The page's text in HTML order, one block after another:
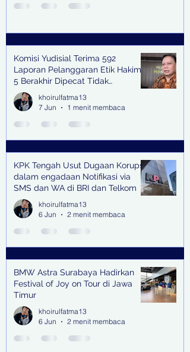
Komisi Yudisial Terima 592
Laporan Pelanggaran Etik Hakim,
5 Berakhir Dipecat Tidak
Terhormat
khoirulfatma13
7 Jun
1 menit membaca
KPK Tengah Usut Dugaan Korupsi
dalam engadaan Notifikasi via
SMS dan WA di BRI dan Telkom
khoirulfatma13
6 Jun
2 menit membaca
BMW Astra Surabaya Hadirkan
Festival of Joy on Tour di Jawa
Timur
khoirulfatma13
6 Jun
2 menit membaca